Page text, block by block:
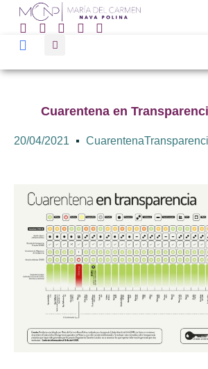
Cuarentena en
20/04/2021